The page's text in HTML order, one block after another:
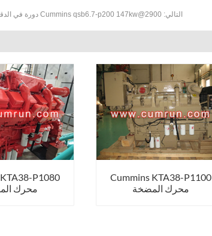
التالي: Cummins qsb6.7-p200 147kw@2900 دورة في الدقيقة محرك المضخة
P1080
محرك
Cummins KTA38-P1100
محرك المضخة